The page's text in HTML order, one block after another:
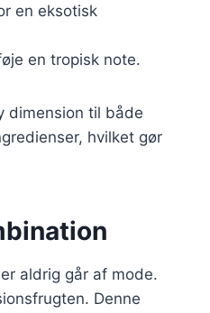
en eksotisk
en tropisk note.
dimension til både
hvilket gør
aldrig går af mode.
Denne